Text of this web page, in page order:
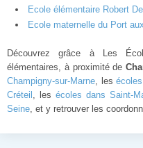
Ecole élémentaire Robert
Ecole maternelle du Port
Découvrez grâce à Les
élémentaires, à proximité de
Champigny-sur-Marne, les
Créteil , les écoles dans Saint-
Seine, et y retrouver les